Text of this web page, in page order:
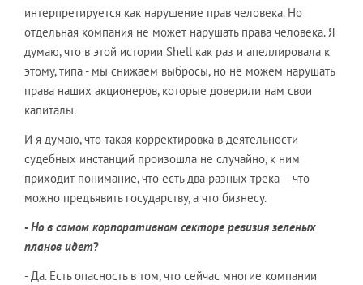
интерпретируется как нарушение прав человека. Но
отдельная компания не может нарушать права человека. Я
думаю, что в этой истории Shell как раз и апеллировала к
этому, типа - мы снижаем выбросы, но не можем нарушать
права наших акционеров, которые доверили нам свои
капиталы.
И я думаю, что такая корректировка в деятельности
судебных инстанций произошла не случайно, к ним
приходит понимание, что есть два разных трека – что
можно предъявить государству, а что бизнесу.
-Но в самом корпоративном секторе ревизия зеленых
планов идет?
- Да. Есть опасность в том, что сейчас многие компании